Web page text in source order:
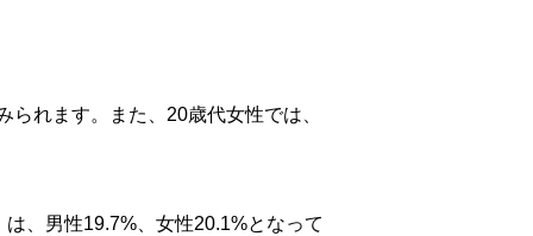
れます。また、20歳代女性では、
、男性19.7%、女性20.1%となって